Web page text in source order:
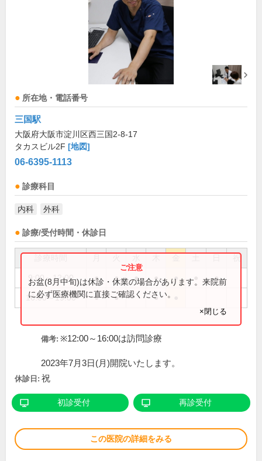
所在地・電話番号
三国駅
大阪府大阪市淀川区西三国2-8-17
タカスビル2F [地図]
06-6395-1113
診療科目
内科 外科
診療/受付時間・休診日
祝
9:00～12:00 ● ● ● ● ● ●
16:00～19:00 ● ● ●
お盆(8月中旬)は休診・休業の場合があります。来院前
に必ず医療機関に直接ご確認ください。
×閉じる
備考: ※12:00～16:00は訪問診療
2023年7月3日(月)開院いたします。
休診日: 祝
初診受付 再診受付
この医院の詳細をみる